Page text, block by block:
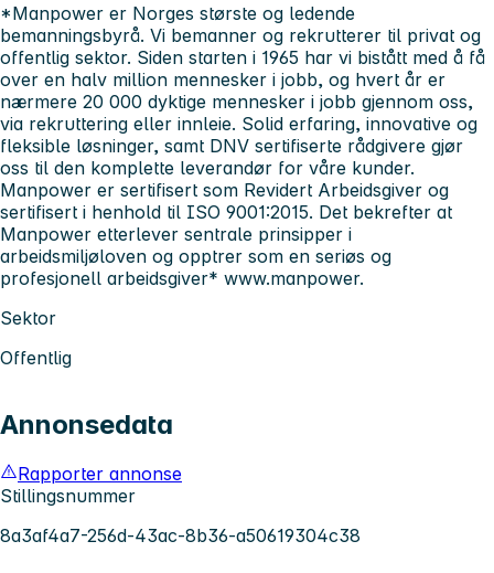
*Manpower er Norges største og ledende
bemanningsbyrå. Vi bemanner og rekrutterer til privat og
offentlig sektor. Siden starten i 1965 har vi bistått med å få
over en halv million mennesker i jobb, og hvert år er
nærmere 20 000 dyktige mennesker i jobb gjennom oss,
via rekruttering eller innleie. Solid erfaring, innovative og
fleksible løsninger, samt DNV sertifiserte rådgivere gjør
oss til den komplette leverandør for våre kunder.
Manpower er sertifisert som Revidert Arbeidsgiver og
sertifisert i henhold til ISO 9001:2015. Det bekrefter at
Manpower etterlever sentrale prinsipper i
arbeidsmiljøloven og opptrer som en seriøs og
profesjonell arbeidsgiver* www.manpower.
Sektor
Offentlig
Annonsedata
Rapporter annonse
Stillingsnummer
8a3af4a7-256d-43ac-8b36-a50619304c38